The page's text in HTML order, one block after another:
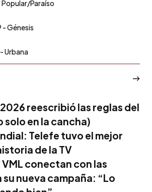
Popular/Paraíso
- Génesis
Urbana
reescribió las reglas del
solo en la cancha)
Telefe tuvo el mejor
de la TV
conectan con las
su nueva campaña: “Lo